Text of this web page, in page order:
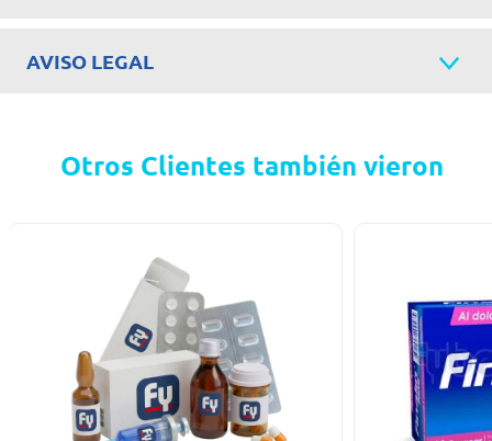
AVISO LEGAL
Otros Clientes también vieron